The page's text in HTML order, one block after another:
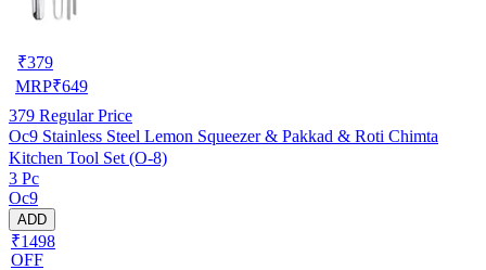
₹379
MRP₹649
379 Regular Price
Oc9 Stainless Steel Lemon Squeezer & Pakkad & Roti Chimta
Kitchen Tool Set (O-8)
3 Pc
Oc9
ADD
₹1498
OFF